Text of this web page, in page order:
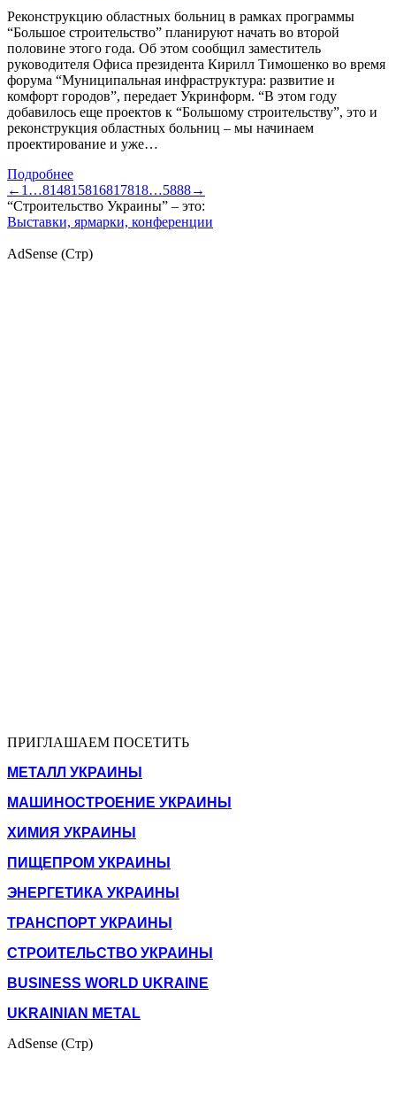
Реконструкцию областных больниц в рамках программы
“Большое строительство” планируют начать во второй
половине этого года. Об этом сообщил заместитель
руководителя Офиса президента Кирилл Тимошенко во время
форума “Муниципальная инфраструктура: развитие и
комфорт городов”, передает Укринформ. “В этом году
добавилось еще проектов к “Большому строительству”, это и
реконструкция областных больниц – мы начинаем
проектирование и уже…
Подробнее
← 1 …814815816817818…5888→
“Строительство Украины” – это:
Выставки, ярмарки, конференции
AdSense (Стр)
ПРИГЛАШАЕМ ПОСЕТИТЬ
МЕТАЛЛ УКРАИНЫ
МАШИНОСТРОЕНИЕ УКРАИНЫ
ХИМИЯ УКРАИНЫ
ПИЩЕПРОМ УКРАИНЫ
ЭНЕРГЕТИКА УКРАИНЫ
ТРАНСПОРТ УКРАИНЫ
СТРОИТЕЛЬСТВО УКРАИНЫ
BUSINESS WORLD UKRAINE
UKRAINIAN METAL
AdSense (Стр)